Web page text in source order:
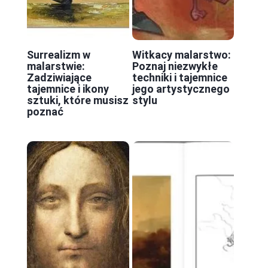
Surrealizm w
malarstwie:
Zadziwiające
tajemnice i ikony
sztuki, które musisz
poznać
Witkacy malarstwo:
Poznaj niezwykłe
techniki i tajemnice
jego artystycznego
stylu